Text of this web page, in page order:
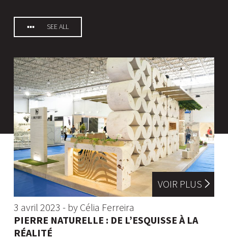
SEE ALL
VOIR PLUS
3 avril 2023 - by Célia Ferreira
PIERRE NATURELLE : DE L’ESQUISSE À LA
RÉALITÉ